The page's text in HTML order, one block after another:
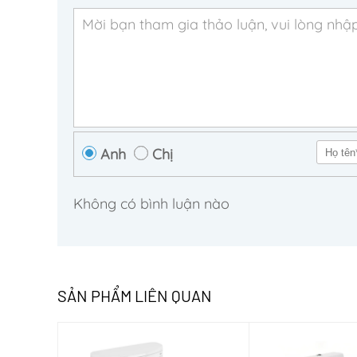
Anh Chị
Không có bình luận nào
SẢN PHẨM LIÊN QUAN